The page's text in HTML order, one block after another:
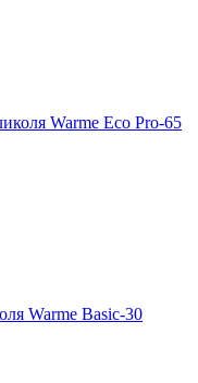
Warme Eco Pro-65
Warme Basic-30